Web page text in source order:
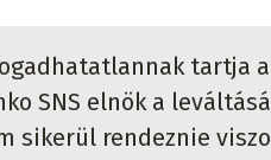
tartja
SNS elnök a
sikerül rendeznie